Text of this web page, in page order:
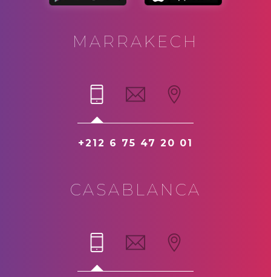
MARRAKECH
+212 6 75 47 20 01
CASABLANCA